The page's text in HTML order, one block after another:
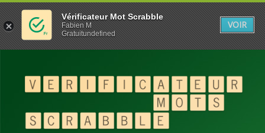
Vérificateur Mot Scrabble
Fabien M
Gratuitundefined
VOIR